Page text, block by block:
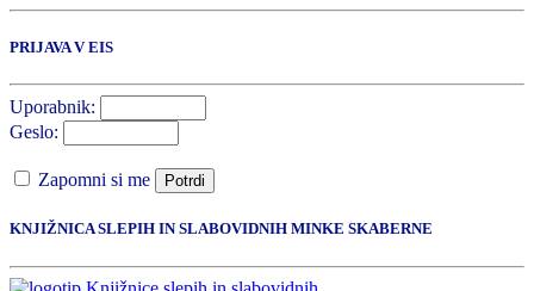
PRIJAVA V EIS
Uporabnik:
Geslo:
Zapomni si me Potrdi
KNJIŽNICA SLEPIH IN SLABOVIDNIH MINKE SKABERNE